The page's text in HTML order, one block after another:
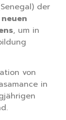
der
, um in
von
in